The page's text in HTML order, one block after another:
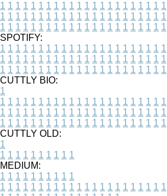
1 1 1 1 1 1 1 1 1 1 1 1 1 1 1 1 1 1 1 1 1 1
1 1 1 1 1 1 1 1 1 1 1 1 1 1 1 1 1 1 1 1 1 1
1 1 1 1 1 1 1 1 1 1 1 1 1 1 1 1 1 1 1 1 1 1
SPOTIFY:
1 1 1 1 1 1 1 1 1 1 1 1 1 1 1 1 1 1 1 1 1 1
1 1 1 1 1 1 1 1 1 1 1 1 1 1 1 1 1 1 1 1 1 1
1 1 1 1 1 1 1 1 1 1 1 1 1 1 1 1 1 1 1 1 1 1
CUTTLY BIO:
1
1 1 1 1 1 1 1 1 1 1 1 1 1 1 1 1 1 1 1 1 1 1
1 1 1 1 1 1 1 1 1 1 1 1 1 1 1 1 1 1 1 1 1 1
1 1 1 1 1 1 1 1 1 1 1 1 1 1 1 1 1 1 1 1 1 1
CUTTLY OLD:
1
1 1 1 1 1 1 1 1 1 1
MEDIUM:
1 1 1 1 1 1 1 1 1 1
1 1 1 1 1 1 1 1 1 1 1 1 1 1 1 1 1 1 1 1 1 1